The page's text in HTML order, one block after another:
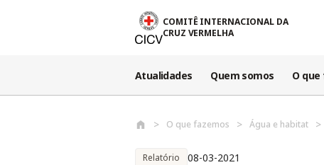
Passar para o conteúdo principal
COMITÊ INTERNACIONAL DA
CRUZ VERMELHA
Atualidades Quem somos O
O que fazemos Água e habitat
Relatório 08-03-2021